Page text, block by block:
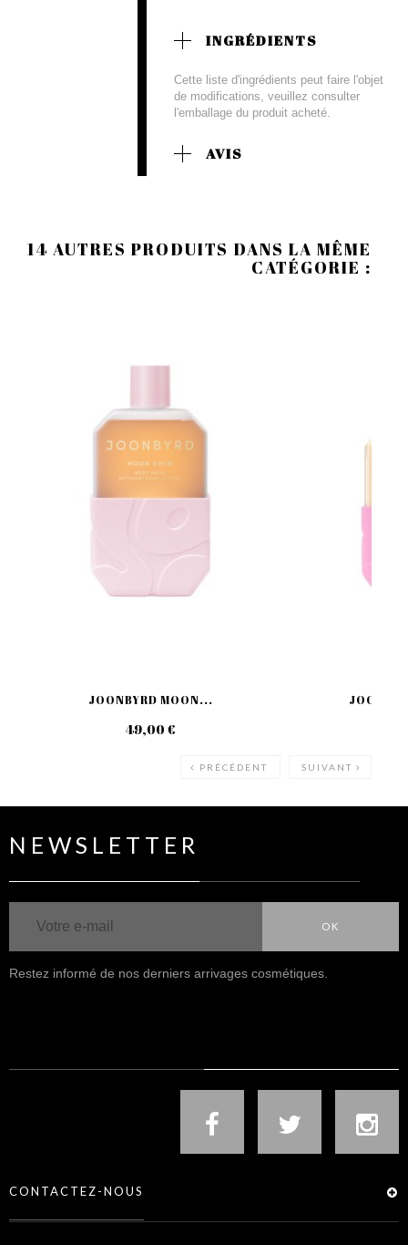
INGRÉDIENTS
Cette liste d'ingrédients peut faire l'objet
de modifications, veuillez consulter
l'emballage du produit acheté.
AVIS
14 AUTRES PRODUITS DANS LA MÊME
CATÉGORIE :
JOONBYRD MOON...
49,00 €
PRÉCÉDENT SUIVANT
NEWSLETTER
OK
Restez informé de nos derniers arrivages cosmétiques.
CONTACTEZ-NOUS